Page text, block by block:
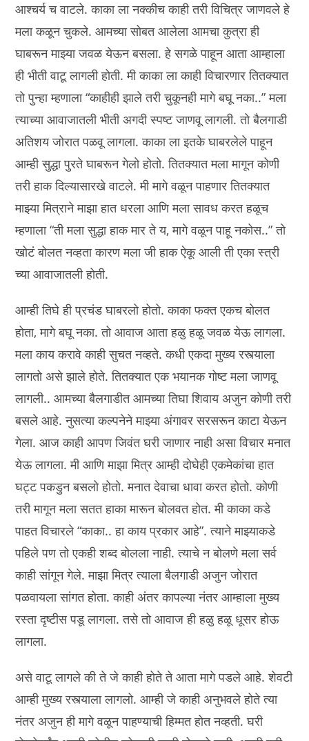
आश्चर्य च वाटले. काका ला नक्कीच काही तरी विचित्र जाणवले हे
मला कळून चुकले. आमच्या सोबत आलेला आमचा कुत्रा ही
घाबरून माझ्या जवळ येऊन बसला. हे सगळे पाहून आता आम्हाला
ही भीती वाटू लागली होती. मी काका ला काही विचारणार तितक्यात
तो पुन्हा म्हणाला “काहीही झाले तरी चुकूनही मागे बघू नका..” मला
त्याच्या आवाजातली भीती अगदी स्पष्ट जाणवू लागली. तो बैलगाडी
अतिशय जोरात पळवू लागला. काका ला इतके घाबरलेले पाहून
आम्ही सुद्धा पुरते घाबरून गेलो होतो. तितक्यात मला मागून कोणी
तरी हाक दिल्यासारखे वाटले. मी मागे वळून पाहणार तितक्यात
माझ्या मित्राने माझा हात धरला आणि मला सावध करत हळूच
म्हणाला “ती मला सुद्धा हाक मार ते य, मागे वळून पाहू नकोस..” तो
खोटं बोलत नव्हता कारण मला जी हाक ऐकू आली ती एका स्त्री
च्या आवाजातली होती.
आम्ही तिघे ही प्रचंड घाबरलो होतो. काका फक्त एकच बोलत
होता, मागे बघू नका. तो आवाज आता हळु हळू जवळ येऊ लागला.
मला काय करावे काही सुचत नव्हते. कधी एकदा मुख्य रस्त्याला
लागतो असे झाले होते. तितक्यात एक भयानक गोष्ट मला जाणवू
लागली.. आमच्या बैलगाडीत आमच्या तिघा शिवाय अजुन कोणी तरी
बसले आहे. नुसत्या कल्पनेने माझ्या अंगावर सरसरून काटा येऊन
गेला. आज काही आपण जिवंत घरी जाणार नाही असा विचार मनात
येऊ लागला. मी आणि माझा मित्र आम्ही दोघेही एकमेकांचा हात
घट्ट पकडुन बसलो होतो. मनात देवाचा धावा करत होतो. कोणी
तरी मागून मला सतत हाका मारून बोलवत होत. मी काका कडे
पाहत विचारले “काका.. हा काय प्रकार आहे”. त्याने माझ्याकडे
पहिले पण तो एकही शब्द बोलला नाही. त्याचे न बोलणे मला सर्व
काही सांगून गेले. माझा मित्र त्याला बैलगाडी अजुन जोरात
पळवायला सांगत होता. काही अंतर कापल्या नंतर आम्हाला मुख्य
रस्ता दृष्टीस पडू लागला. तसे तो आवाज ही हळु हळू धूसर होऊ
लागला.
असे वाटू लागले की ते जे काही होते ते आता मागे पडले आहे. शेवटी
आम्ही मुख्य रस्त्याला लागलो. आम्ही जे काही अनुभवले होते त्या
नंतर अजुन ही मागे वळून पाहण्याची हिम्मत होत नव्हती. घरी